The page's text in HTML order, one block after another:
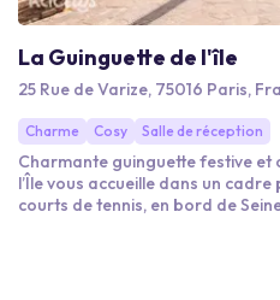
La Guinguette de l'île
25 Rue de Varize, 75016 Paris,
Charme Cosy Salle de réception
Charmante guinguette festive et
l’Île vous accueille dans un
courts de tennis, en bord de Seine. Nichée au cœur
chaleureuse et décontractée,